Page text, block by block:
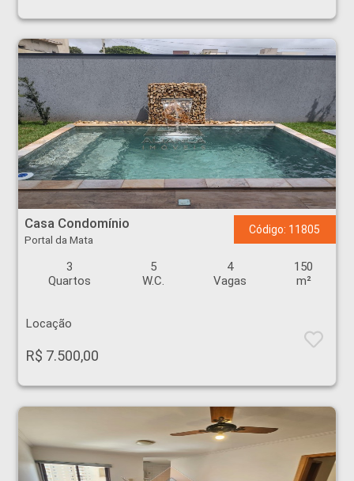
Casa Condomínio - Portal da Mata - Ribeirão Preto
Casa Condomínio
Portal da Mata
Código: 11805
3
Quartos
5
W.C.
4
Vagas
150
m²
Locação
R$ 7.500,00